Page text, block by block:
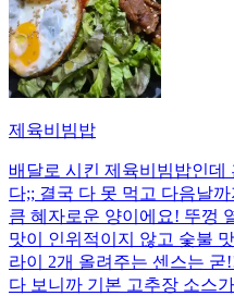
제육비빔밥
배달로 시킨 제육비빔밥인데
다;; 결국 다 못 먹고 다음날
큼 혜자로운 양이에요! 뚜껑
맛이 인위적이지 않고 숯불
라이 2개 올려주는 센스는 굳
다 보니까 기본 고추장 소스